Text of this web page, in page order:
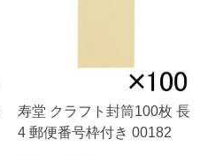
寿堂 クラフト封筒100枚 長
4 郵便番号枠付き 00182